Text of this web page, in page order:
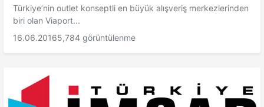
Türkiye’nin outlet konseptli en büyük alışveriş merkezlerinden
biri olan Viaport...
16.06.20165,784 görüntülenme